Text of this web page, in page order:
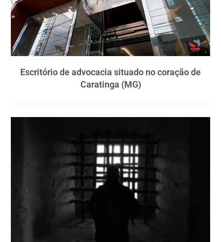
Escritório de advocacia situado no coração de
Caratinga (MG)